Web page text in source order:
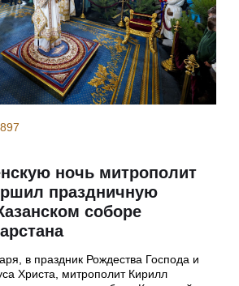
897
ночь митрополит
праздничную
соборе
в праздник Рождества Господа и
Христа, митрополит Кирилл